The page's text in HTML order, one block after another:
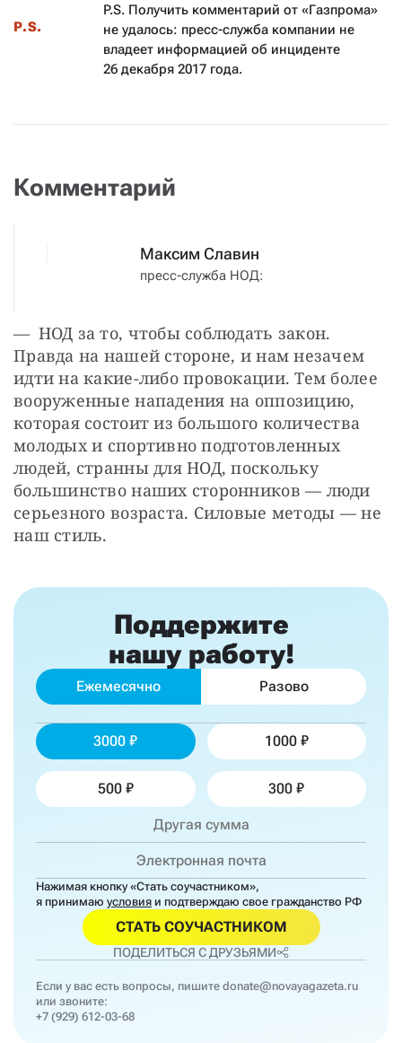
P.S.
P.S. Получить комментарий от «Газпрома»
не удалось: пресс-служба компании не
владеет информацией об инциденте
26 декабря 2017 года.
Комментарий
Максим Славин
пресс-служба НОД:
— НОД за то, чтобы соблюдать закон.
Правда на нашей стороне, и нам незачем
идти на какие-либо провокации. Тем более
вооруженные нападения на оппозицию,
которая состоит из большого количества
молодых и спортивно подготовленных
людей, странны для НОД, поскольку
большинство наших сторонников — ​люди
серьезного возраста. Силовые методы — ​не
наш стиль.
Поддержите
нашу работу!
Ежемесячно Разово
3000 1000
500 300
Нажимая кнопку «Стать соучастником»,
я принимаю условия и подтверждаю свое гражданство РФ
СТАТЬ СОУЧАСТНИКОМ
ПОДЕЛИТЬСЯ С ДРУЗЬЯМИ
Если у вас есть вопросы, пишите donate@novayagazeta.ru
или звоните:
+7 (929) 612-03-68